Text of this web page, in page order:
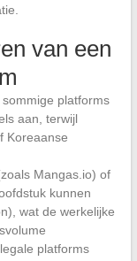
van een
platforms
aan, terwijl
Koreaanse
Mangas.io) of
kunnen
wat de werkelijke
platforms